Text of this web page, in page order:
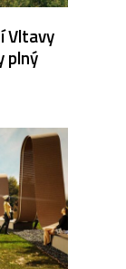
Vltavy
plný